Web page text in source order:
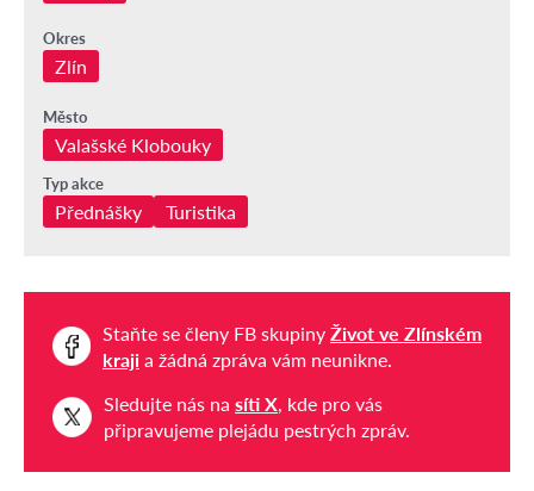
Okres
Zlín
Město
Valašské Klobouky
Typ akce
Přednášky Turistika
Staňte se členy FB skupiny Život ve Zlínském
kraji a žádná zpráva vám neunikne.
Sledujte nás na síti X, kde pro vás
připravujeme plejádu pestrých zpráv.